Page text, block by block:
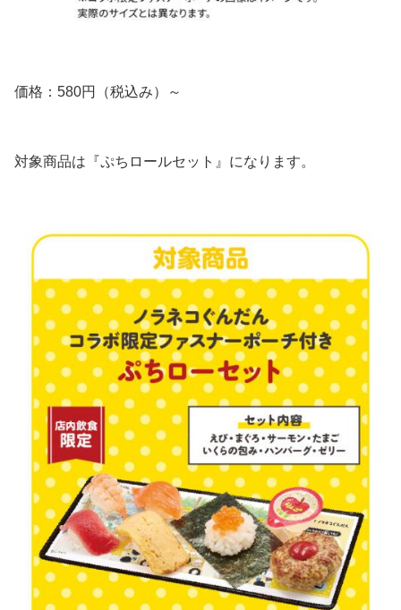
価格：580円（税込み）～
対象商品は『ぷちロールセット』になります。